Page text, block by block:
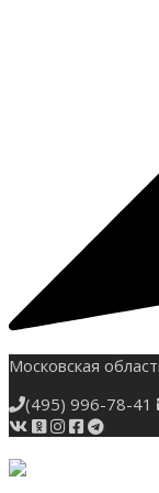
Московская
(495) 996-78-41